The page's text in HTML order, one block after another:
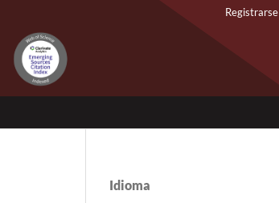
Registrarse
Idioma